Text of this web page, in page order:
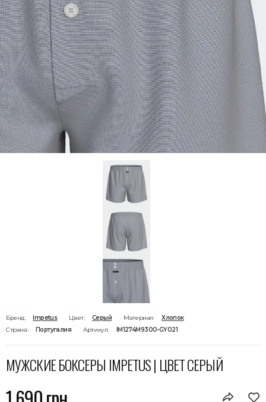
Бренд: Impetus Цвет: Серый Материал:
Хлопок
Страна:
Португалия Артикул: IM1274M9300-GY021
МУЖСКИЕ БОКСЕРЫ IMPETUS | ЦВЕТ СЕРЫЙ